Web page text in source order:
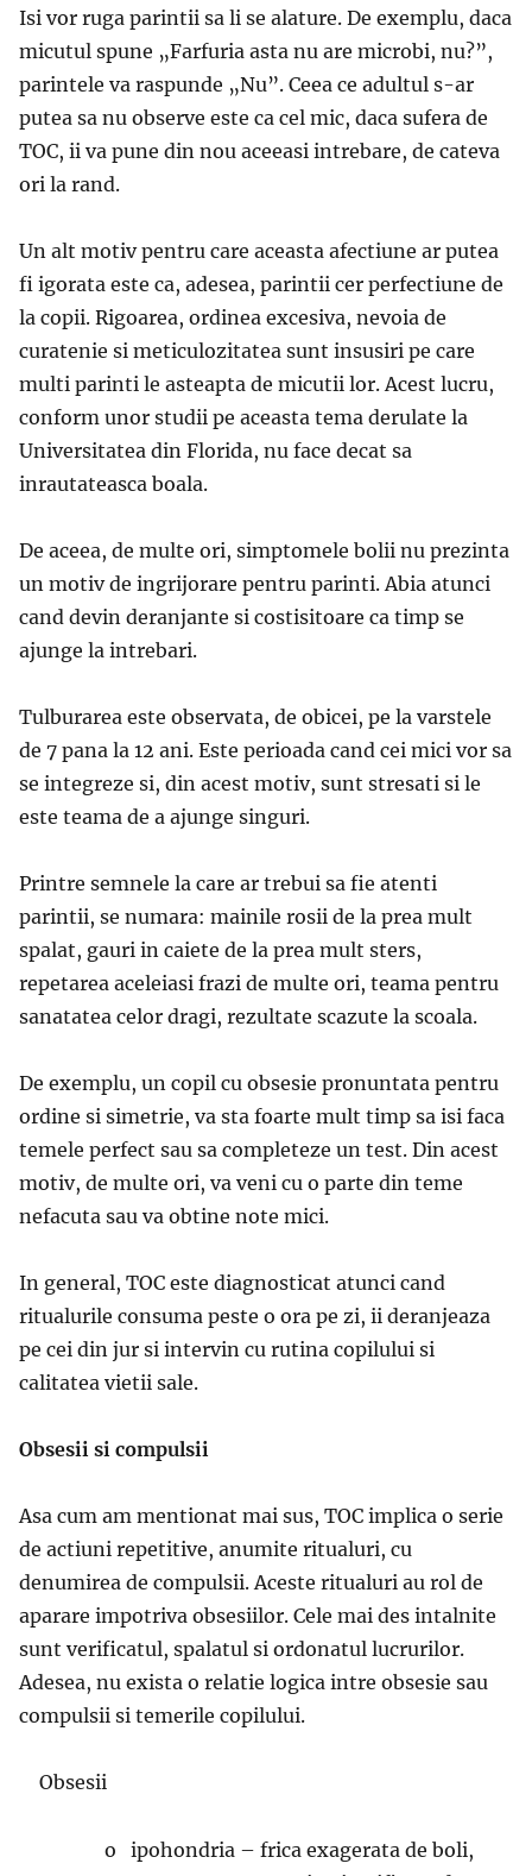
Isi vor ruga parintii sa li se alature. De exemplu, daca
micutul spune „Farfuria asta nu are microbi, nu?”,
parintele va raspunde „Nu”. Ceea ce adultul s-ar
putea sa nu observe este ca cel mic, daca sufera de
TOC, ii va pune din nou aceeasi intrebare, de cateva
ori la rand.
Un alt motiv pentru care aceasta afectiune ar putea
fi igorata este ca, adesea, parintii cer perfectiune de
la copii. Rigoarea, ordinea excesiva, nevoia de
curatenie si meticulozitatea sunt insusiri pe care
multi parinti le asteapta de micutii lor. Acest lucru,
conform unor studii pe aceasta tema derulate la
Universitatea din Florida, nu face decat sa
inrautateasca boala.
De aceea, de multe ori, simptomele bolii nu prezinta
un motiv de ingrijorare pentru parinti. Abia atunci
cand devin deranjante si costisitoare ca timp se
ajunge la intrebari.
Tulburarea este observata, de obicei, pe la varstele
de 7 pana la 12 ani. Este perioada cand cei mici vor sa
se integreze si, din acest motiv, sunt stresati si le
este teama de a ajunge singuri.
Printre semnele la care ar trebui sa fie atenti
parintii, se numara: mainile rosii de la prea mult
spalat, gauri in caiete de la prea mult sters,
repetarea aceleiasi frazi de multe ori, teama pentru
sanatatea celor dragi, rezultate scazute la scoala.
De exemplu, un copil cu obsesie pronuntata pentru
ordine si simetrie, va sta foarte mult timp sa isi faca
temele perfect sau sa completeze un test. Din acest
motiv, de multe ori, va veni cu o parte din teme
nefacuta sau va obtine note mici.
In general, TOC este diagnosticat atunci cand
ritualurile consuma peste o ora pe zi, ii deranjeaza
pe cei din jur si intervin cu rutina copilului si
calitatea vietii sale.
Obsesii si compulsii
Asa cum am mentionat mai sus, TOC implica o serie
de actiuni repetitive, anumite ritualuri, cu
denumirea de compulsii. Aceste ritualuri au rol de
aparare impotriva obsesiilor. Cele mai des intalnite
sunt verificatul, spalatul si ordonatul lucrurilor.
Adesea, nu exista o relatie logica intre obsesie sau
compulsii si temerile copilului.
Obsesii
o ipohondria – frica exagerata de boli,